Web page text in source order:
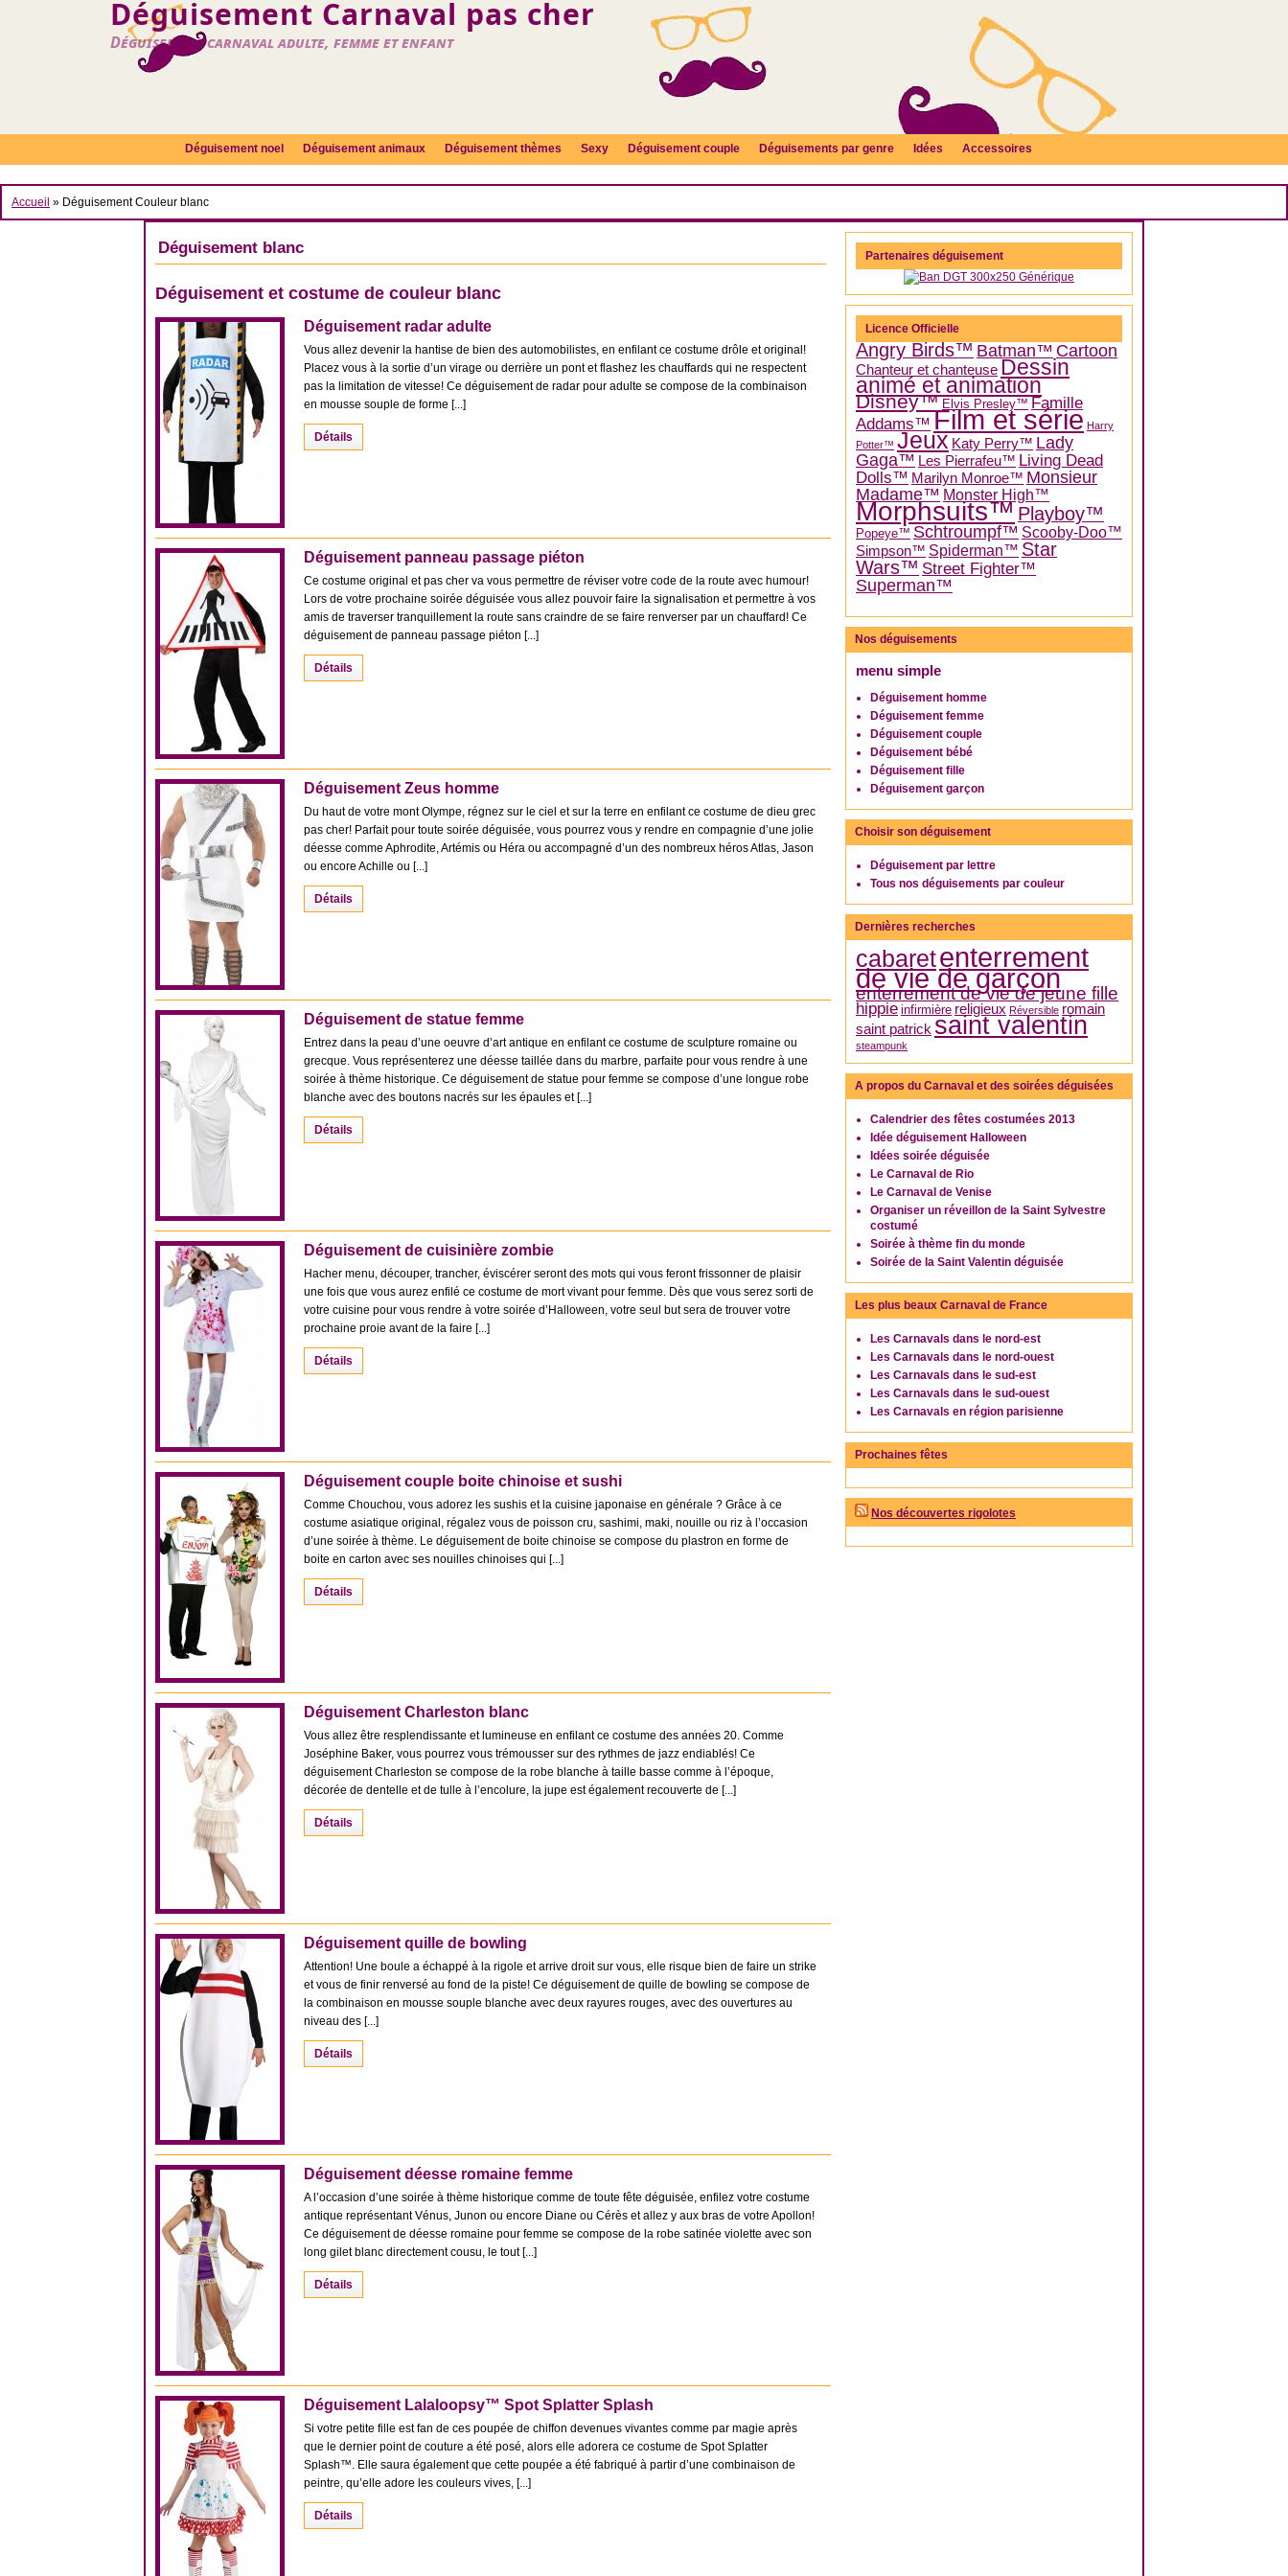
Déguisement Carnaval pas cher
Déguisement carnaval adulte, femme et enfant
Déguisement noel Déguisement animaux Déguisement thèmes Sexy Déguisement couple Déguisements par genre Idées Accessoires
Accueil » Déguisement Couleur blanc
Déguisement blanc
Déguisement et costume de couleur blanc
Déguisement radar adulte
Vous allez devenir la hantise de bien des automobilistes, en enfilant ce costume drôle et original!
Placez vous à la sortie d’un virage ou derrière un pont et flashez les chauffards qui ne respectent
pas la limitation de vitesse! Ce déguisement de radar pour adulte se compose de la combinaison
en mousse souple de forme [...]
Détails
Déguisement panneau passage piéton
Ce costume original et pas cher va vous permettre de réviser votre code de la route avec humour!
Lors de votre prochaine soirée déguisée vous allez pouvoir faire la signalisation et permettre à vos
amis de traverser tranquillement la route sans craindre de se faire renverser par un chauffard! Ce
déguisement de panneau passage piéton [...]
Détails
Déguisement Zeus homme
Du haut de votre mont Olympe, régnez sur le ciel et sur la terre en enfilant ce costume de dieu grec
pas cher! Parfait pour toute soirée déguisée, vous pourrez vous y rendre en compagnie d’une jolie
déesse comme Aphrodite, Artémis ou Héra ou accompagné d’un des nombreux héros Atlas, Jason
ou encore Achille ou [...]
Détails
Déguisement de statue femme
Entrez dans la peau d’une oeuvre d’art antique en enfilant ce costume de sculpture romaine ou
grecque. Vous représenterez une déesse taillée dans du marbre, parfaite pour vous rendre à une
soirée à thème historique. Ce déguisement de statue pour femme se compose d’une longue robe
blanche avec des boutons nacrés sur les épaules et [...]
Détails
Déguisement de cuisinière zombie
Hacher menu, découper, trancher, éviscérer seront des mots qui vous feront frissonner de plaisir
une fois que vous aurez enfilé ce costume de mort vivant pour femme. Dès que vous serez sorti de
votre cuisine pour vous rendre à votre soirée d’Halloween, votre seul but sera de trouver votre
prochaine proie avant de la faire [...]
Détails
Déguisement couple boite chinoise et sushi
Comme Chouchou, vous adorez les sushis et la cuisine japonaise en générale ? Grâce à ce
costume asiatique original, régalez vous de poisson cru, sashimi, maki, nouille ou riz à l’occasion
d’une soirée à thème. Le déguisement de boite chinoise se compose du plastron en forme de
boite en carton avec ses nouilles chinoises qui [...]
Détails
Déguisement Charleston blanc
Vous allez être resplendissante et lumineuse en enfilant ce costume des années 20. Comme
Joséphine Baker, vous pourrez vous trémousser sur des rythmes de jazz endiablés! Ce
déguisement Charleston se compose de la robe blanche à taille basse comme à l’époque,
décorée de dentelle et de tulle à l’encolure, la jupe est également recouverte de [...]
Détails
Déguisement quille de bowling
Attention! Une boule a échappé à la rigole et arrive droit sur vous, elle risque bien de faire un strike
et vous de finir renversé au fond de la piste! Ce déguisement de quille de bowling se compose de
la combinaison en mousse souple blanche avec deux rayures rouges, avec des ouvertures au
niveau des [...]
Détails
Déguisement déesse romaine femme
A l’occasion d’une soirée à thème historique comme de toute fête déguisée, enfilez votre costume
antique représentant Vénus, Junon ou encore Diane ou Cérès et allez y aux bras de votre Apollon!
Ce déguisement de déesse romaine pour femme se compose de la robe satinée violette avec son
long gilet blanc directement cousu, le tout [...]
Détails
Déguisement Lalaloopsy™ Spot Splatter Splash
Si votre petite fille est fan de ces poupée de chiffon devenues vivantes comme par magie après
que le dernier point de couture a été posé, alors elle adorera ce costume de Spot Splatter
Splash™. Elle saura également que cette poupée a été fabriqué à partir d’une combinaison de
peintre, qu’elle adore les couleurs vives, [...]
Détails
Partenaires déguisement
Licence Officielle
Angry Birds™ Batman™ Cartoon
Chanteur et chanteuse Dessin
animé et animation
Disney™ Elvis Presley™ Famille
Addams™ Film et série Harry
Potter™ Jeux Katy Perry™ Lady
Gaga™ Les Pierrafeu™ Living Dead
Dolls™ Marilyn Monroe™ Monsieur
Madame™ Monster High™
Morphsuits™Playboy™
Popeye™ Schtroumpf™ Scooby-Doo™
Simpson™ Spiderman™ Star
Wars™ Street Fighter™
Superman™
Nos déguisements
menu simple
Déguisement homme
Déguisement femme
Déguisement couple
Déguisement bébé
Déguisement fille
Déguisement garçon
Choisir son déguisement
Déguisement par lettre
Tous nos déguisements par couleur
Dernières recherches
cabaretenterrement
de vie de garçon
enterrement de vie de jeune fille
hippie infirmière religieux Réversible romain
saint patrick saint valentin
steampunk
A propos du Carnaval et des soirées déguisées
Calendrier des fêtes costumées 2013
Idée déguisement Halloween
Idées soirée déguisée
Le Carnaval de Rio
Le Carnaval de Venise
Organiser un réveillon de la Saint Sylvestre
costumé
Soirée à thème fin du monde
Soirée de la Saint Valentin déguisée
Les plus beaux Carnaval de France
Les Carnavals dans le nord-est
Les Carnavals dans le nord-ouest
Les Carnavals dans le sud-est
Les Carnavals dans le sud-ouest
Les Carnavals en région parisienne
Prochaines fêtes
Nos découvertes rigolotes